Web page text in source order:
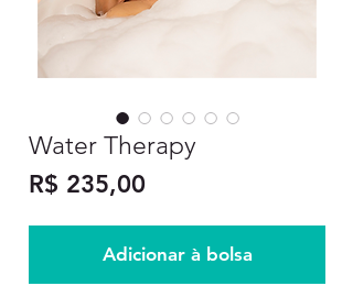
Water Therapy
R$ 235,00Preço
Adicionar à bolsa